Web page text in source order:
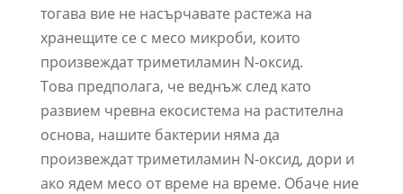
тогава вие не насърчавате растежа на
хранещите се с месо микроби, които
произвеждат триметиламин N-оксид.
Това предполага, че веднъж след като
развием чревна екосистема на растителна
основа, нашите бактерии няма да
произвеждат триметиламин N-оксид, дори и
ако ядем месо от време на време. Обаче ние